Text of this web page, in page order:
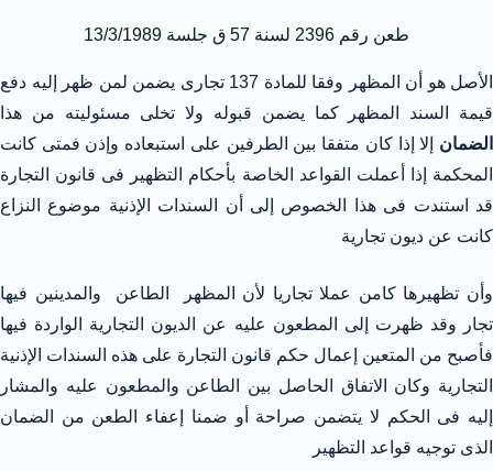
طعن رقم 2396 لسنة 57 ق جلسة 13/3/1989
الأصل هو أن المظهر وفقا للمادة 137 تجارى يضمن لمن ظهر إليه دفع
قيمة السند المظهر كما يضمن قبوله ولا تخلى مسئوليته من هذا
الضمان إلا إذا كان متفقا بين الطرفين على استبعاده وإذن فمتى كانت
المحكمة إذا أعملت القواعد الخاصة بأحكام التظهير فى قانون التجارة
قد استندت فى هذا الخصوص إلى أن السندات الإذنية موضوع النزاع
كانت عن ديون تجارية
وأن تظهيرها كامن عملا تجاريا لأن المظهر الطاعن والمدينين فيها
تجار وقد ظهرت إلى المطعون عليه عن الديون التجارية الواردة فيها
فأصبح من المتعين إعمال حكم قانون التجارة على هذه السندات الإذنية
التجارية وكان الاتفاق الحاصل بين الطاعن والمطعون عليه والمشار
إليه فى الحكم لا يتضمن صراحة أو ضمنا إعفاء الطعن من الضمان
الذى توجيه قواعد التظهير